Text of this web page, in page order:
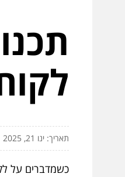
תאריך: ינו 21, 2025
כשמדברים על